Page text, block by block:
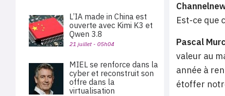
Est-ce que
Pascal
valeur au
année à
étoffer
L’IA made in China est
ouverte avec Kimi K3 et
Qwen 3.8
21 juillet - 05h04
MIEL se renforce dans la
cyber et reconstruit son
offre dans la
virtualisation